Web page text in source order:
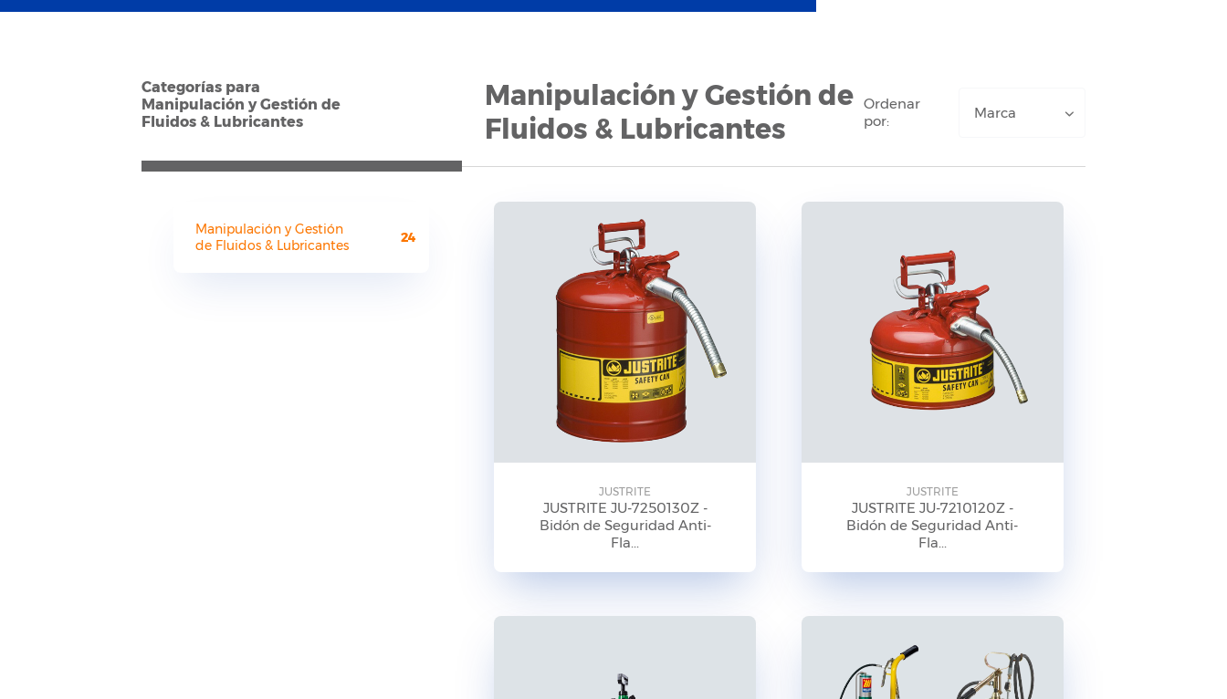
Categorías para
Manipulación y Gestión de
Fluidos & Lubricantes
Manipulación y Gestión
de Fluidos & Lubricantes
24
Manipulación y Gestión de
Fluidos & Lubricantes
Ordenar
por:
Marca
JUSTRITE
JUSTRITE JU-7250130Z -
Bidón de Seguridad Anti-
Fla...
JUSTRITE
JUSTRITE JU-7210120Z -
Bidón de Seguridad Anti-
Fla...